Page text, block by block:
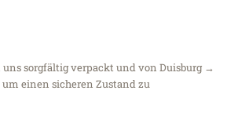
sorgfältig verpackt und von Duisburg →
einen sicheren Zustand zu